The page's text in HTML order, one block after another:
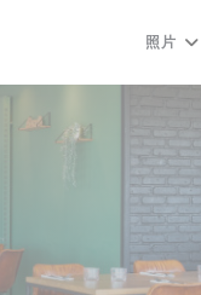
照片